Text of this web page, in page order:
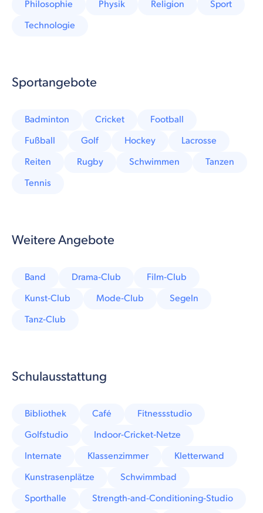
Philosophie
Physik Religion
Sport
Technologie
Sportangebote
Badminton Cricket
Football
Fußball
Golf Hockey
Lacrosse
Reiten
Rugby Schwimmen
Tanzen
Tennis
Weitere Angebote
Band Drama-Club
Film-Club
Kunst-Club
Mode-Club
Segeln
Tanz-Club
Schulausstattung
Bibliothek Café
Fitnessstudio
Golfstudio
Indoor-Cricket-Netze
Internate
Klassenzimmer
Kletterwand
Kunstrasenplätze
Schwimmbad
Sporthalle
Strength-and-Conditioning-Studio